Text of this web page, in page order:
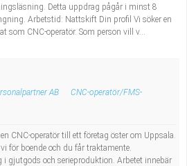
o specialavd. o mottagning
Detta uppdrag pågår i minst 8
Arbetstid: Nattskift Din profil Vi söker en
som CNC-operatör. Som person vill v...
AB
CNC-operatör/FMS-
CNC-operatör till ett företag öster om Uppsala.
för boende och du får traktamente.
gjutgods och serieproduktion. Arbetet innebär